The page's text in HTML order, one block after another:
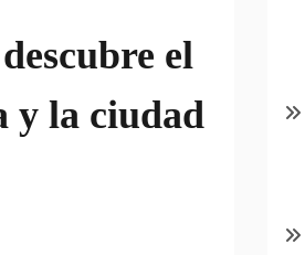
el
y la ciudad